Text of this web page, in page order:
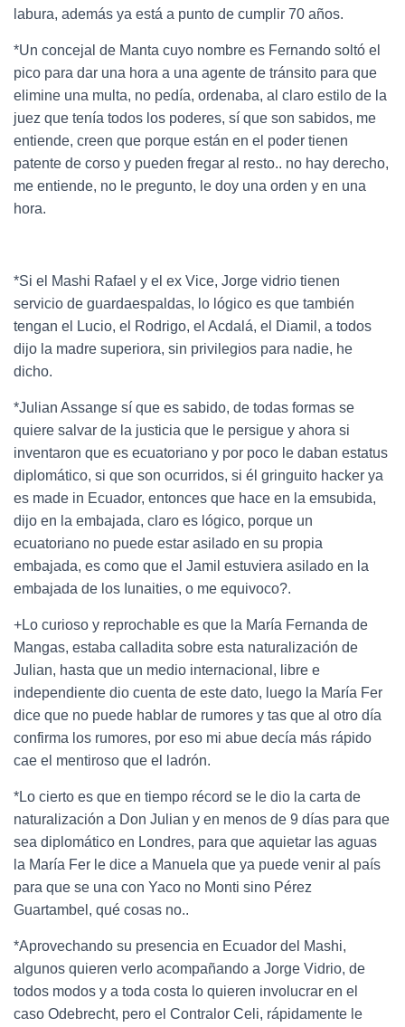
labura, además ya está a punto de cumplir 70 años.
*Un concejal de Manta cuyo nombre es Fernando soltó el
pico para dar una hora a una agente de tránsito para que
elimine una multa, no pedía, ordenaba, al claro estilo de la
juez que tenía todos los poderes, sí que son sabidos, me
entiende, creen que porque están en el poder tienen
patente de corso y pueden fregar al resto.. no hay derecho,
me entiende, no le pregunto, le doy una orden y en una
hora.
*Si el Mashi Rafael y el ex Vice, Jorge vidrio tienen
servicio de guardaespaldas, lo lógico es que también
tengan el Lucio, el Rodrigo, el Acdalá, el Diamil, a todos
dijo la madre superiora, sin privilegios para nadie, he
dicho.
*Julian Assange sí que es sabido, de todas formas se
quiere salvar de la justicia que le persigue y ahora si
inventaron que es ecuatoriano y por poco le daban estatus
diplomático, si que son ocurridos, si él gringuito hacker ya
es made in Ecuador, entonces que hace en la emsubida,
dijo en la embajada, claro es lógico, porque un
ecuatoriano no puede estar asilado en su propia
embajada, es como que el Jamil estuviera asilado en la
embajada de los Iunaities, o me equivoco?.
+Lo curioso y reprochable es que la María Fernanda de
Mangas, estaba calladita sobre esta naturalización de
Julian, hasta que un medio internacional, libre e
independiente dio cuenta de este dato, luego la María Fer
dice que no puede hablar de rumores y tas que al otro día
confirma los rumores, por eso mi abue decía más rápido
cae el mentiroso que el ladrón.
*Lo cierto es que en tiempo récord se le dio la carta de
naturalización a Don Julian y en menos de 9 días para que
sea diplomático en Londres, para que aquietar las aguas
la María Fer le dice a Manuela que ya puede venir al país
para que se una con Yaco no Monti sino Pérez
Guartambel, qué cosas no..
*Aprovechando su presencia en Ecuador del Mashi,
algunos quieren verlo acompañando a Jorge Vidrio, de
todos modos y a toda costa lo quieren involucrar en el
caso Odebrecht, pero el Contralor Celi, rápidamente le